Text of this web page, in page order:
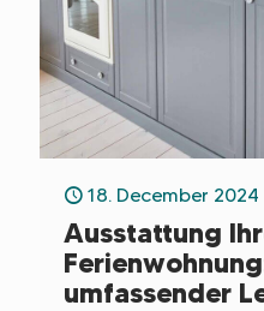
18. December 2024
Ausstattung
umfassender